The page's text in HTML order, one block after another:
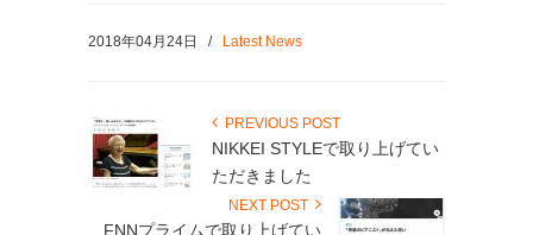
2018年04月24日 / Latest News
PREVIOUS POST
NIKKEI STYLEで取り上げてい
ただきました
NEXT POST
FNNプライムで取り上げてい